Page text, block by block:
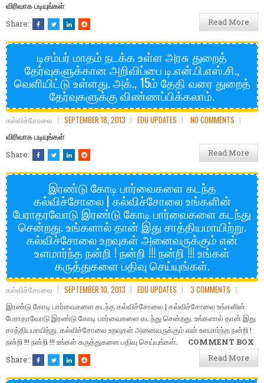
விரிவாக படியுங்கள்
Share:
Read More
டிசம்பர் மாதம் நடக்க உள்ள அரசு துறைத்
தேர்வுகளுக்கான அறிவிப்பை டி.என்.பி.எஸ்.சி.,
வெளியிட்டு உள்ளது. அக்., 15ம் தேதி வரை துறைத்
தேர்வுகளுக்கு விண்ணப்பிக்கலாம்.
கல்விச்சோலை SEPTEMBER 18, 2013 EDU UPDATES NO COMMENTS
விரிவாக படியுங்கள்
Share:
Read More
இரண்டு கோடி பார்வைகளை கடந்த
கல்விச்சோலை | கல்விச்சோலை உங்களின்
பேராதரவோடு இரண்டு கோடி பார்வைகளை கடந்து
சென்றது. உங்களால் தான் இது சாத்தியமாயிற்று.
கல்விச்சோலை உறவுகள் அனைவருக்கும் என்
உளமார்ந்த நன்றி ! நன்றி !!! நன்றி !!! உங்கள்
கருத்துகளை பதிவு செய்யுங்கள்.
கல்விச்சோலை SEPTEMBER 10, 2013 EDU UPDATES 3 COMMENTS
இரண்டு கோடி பார்வைகளை கடந்த கல்விச்சோலை | கல்விச்சோலை உங்களின்
பேராதரவோடு இரண்டு கோடி பார்வைகளை கடந்து சென்றது. உங்களால் தான் இது
சாத்தியமாயிற்று. கல்விச்சோலை உறவுகள் அனைவருக்கும் என் உளமார்ந்த நன்றி !
நன்றி !!! நன்றி !!! உங்கள் கருத்துகளை பதிவு செய்யுங்கள். COMMENT BOX
Share:
Read More